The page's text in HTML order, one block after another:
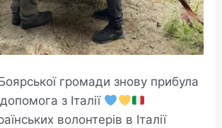
громади знову прибула
з Італії
волонтерів в Італії